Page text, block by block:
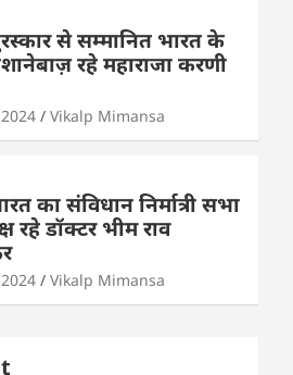
से सम्मानित भारत के
रहे महाराजा करणी
Vikalp Mimansa
का संविधान निर्मात्री सभा
रहे डॉक्टर भीम राव
Vikalp Mimansa